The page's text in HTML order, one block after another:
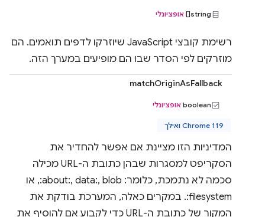
string[] אופציונלי
רשימת קובצי JavaScript שיוזרקו לדפים תואמים. הם
מוזרקים לפי הסדר שבו הם מופיעים במערך הזה.
matchOriginAsFallback
boolean אופציונלי
Chrome 119 ואילך
המדיניות הזו מציינת אם אפשר להחדיר את
הסקריפט למסגרות שבהן כתובת ה-URL מכילה
סכמה לא נתמכת, כלומר: about:, data:, blob:, או
filesystem:. במקרים כאלה, המערכת בודקת את
המקור של כתובת ה-URL כדי לקבוע אם להוסיף את